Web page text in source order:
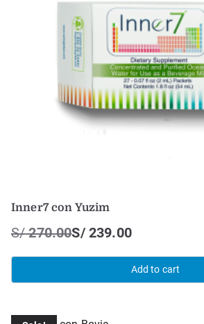
Inner7 con Yuzim
S/270.00S/239.00
Add to cart